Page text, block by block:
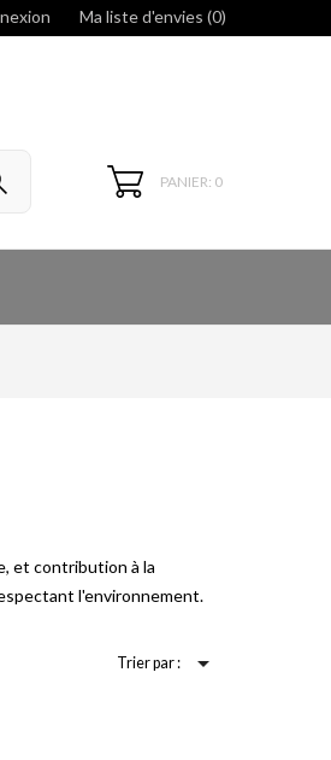
Ma liste d'envies (0)
PANIER: 0
et contribution à la
l'environnement.
Trier par : 